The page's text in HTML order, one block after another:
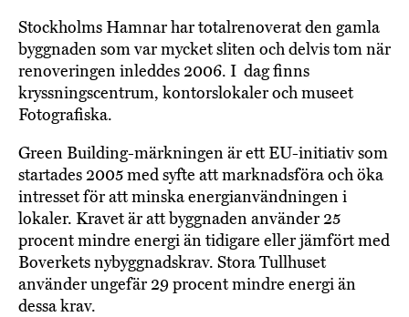
Stockholms Hamnar har totalrenoverat den gamla
byggnaden som var mycket sliten och delvis tom när
renoveringen inleddes 2006. I dag finns
kryssningscentrum, kontorslokaler och museet
Fotografiska.
Green Building-märkningen är ett EU-initiativ som
startades 2005 med syfte att marknadsföra och öka
intresset för att minska energianvändningen i
lokaler. Kravet är att byggnaden använder 25
procent mindre energi än tidigare eller jämfört med
Boverkets nybyggnadskrav. Stora Tullhuset
använder ungefär 29 procent mindre energi än
dessa krav.